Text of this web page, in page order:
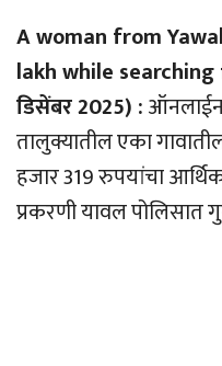
A woman from
lakh while
डिसेंबर 2025) :
तालुक्यातील एका
हजार 319 रुपयांचा
प्रकरणी यावल पोलिसात